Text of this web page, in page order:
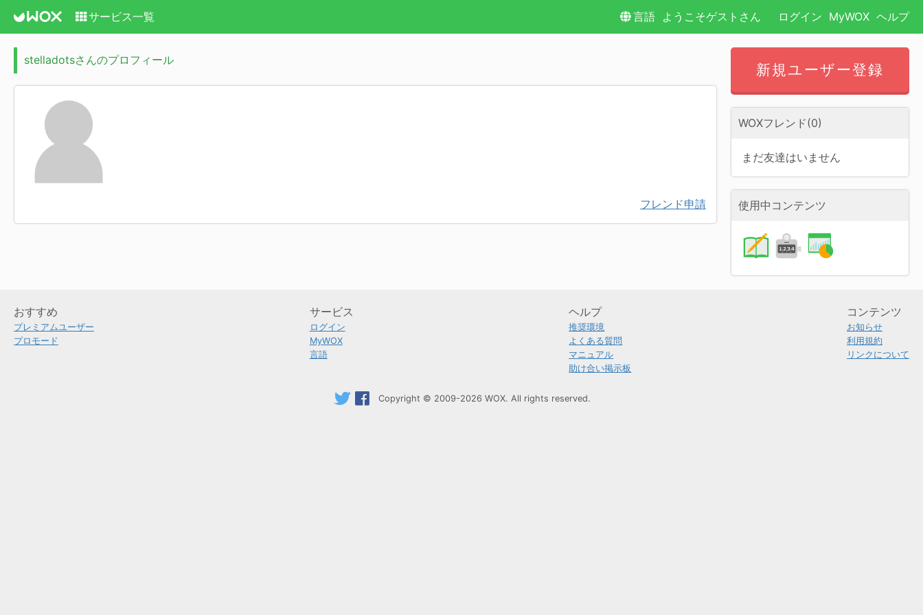
サービス一覧 言語 ようこそゲストさん ログイン MyWOX ヘルプ
stelladotsさんのプロフィール
フレンド申請
新規ユーザー登録
WOXフレンド(0)
まだ友達はいません
使用中コンテンツ
おすすめ
プレミアムユーザー
プロモード
サービス
ログイン
MyWOX
言語
ヘルプ
推奨環境
よくある質問
マニュアル
助け合い掲示板
コンテンツ
お知らせ
利用規約
リンクについて
Copyright © 2009-2026 WOX. All rights reserved.